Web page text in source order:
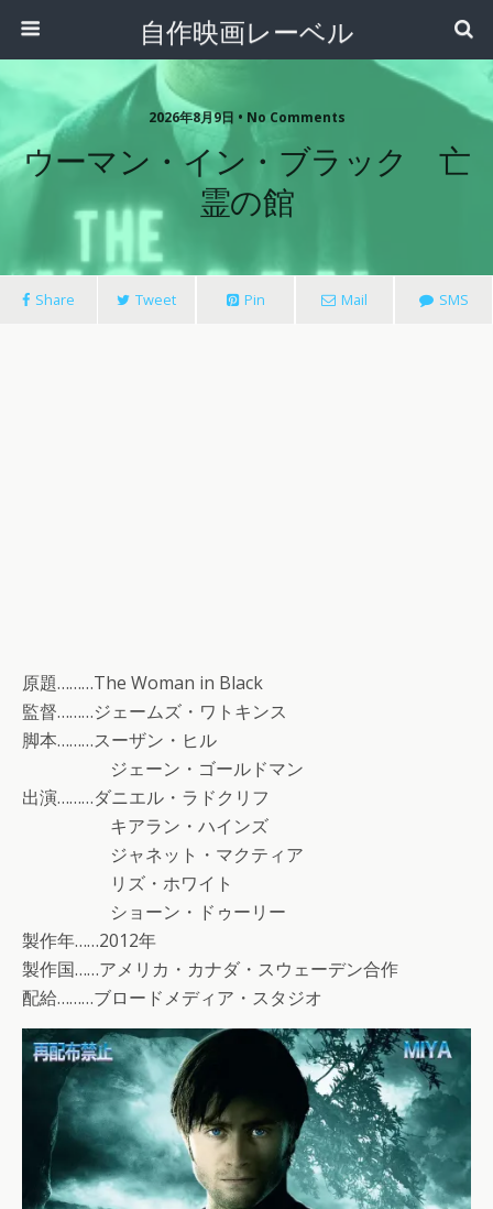
自作映画レーベル
2026年8月9日 • No Comments
ウーマン・イン・ブラック 亡
霊の館
Share Tweet Pin Mail SMS
原題………The Woman in Black
監督………ジェームズ・ワトキンス
脚本………スーザン・ヒル
ジェーン・ゴールドマン
出演………ダニエル・ラドクリフ
キアラン・ハインズ
ジャネット・マクティア
リズ・ホワイト
ショーン・ドゥーリー
製作年……2012年
製作国……アメリカ・カナダ・スウェーデン合作
配給………ブロードメディア・スタジオ